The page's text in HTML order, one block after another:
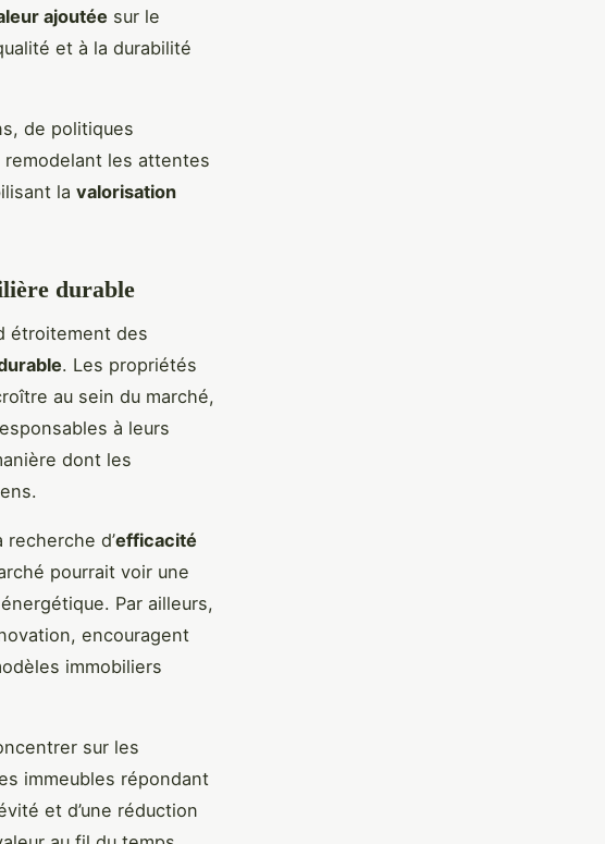
ajoutée sur le
et à la durabilité
de politiques
les attentes
la valorisation
durable
étroitement des
. Les propriétés
au sein du marché,
à leurs
dont les
d’efficacité
pourrait voir une
Par ailleurs,
encouragent
immobiliers
sur les
immeubles répondant
et d’une réduction